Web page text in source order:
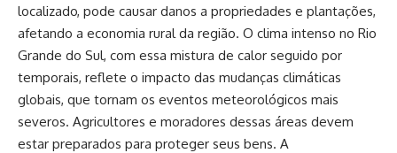
localizado, pode causar danos a propriedades e plantações,
afetando a economia rural da região. O clima intenso no Rio
Grande do Sul, com essa mistura de calor seguido por
temporais, reflete o impacto das mudanças climáticas
globais, que tornam os eventos meteorológicos mais
severos. Agricultores e moradores dessas áreas devem
estar preparados para proteger seus bens. A